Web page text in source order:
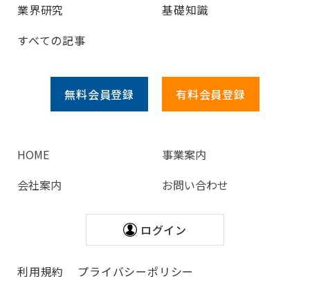
業界研究
基礎知識
すべての記事
無料会員登録 有料会員登録
HOME
事業案内
会社案内
お問い合わせ
ログイン
利用規約 プライバシーポリシー